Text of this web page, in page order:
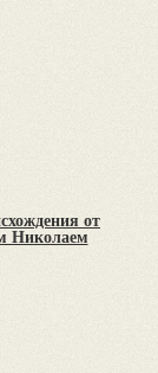
от
Николаем